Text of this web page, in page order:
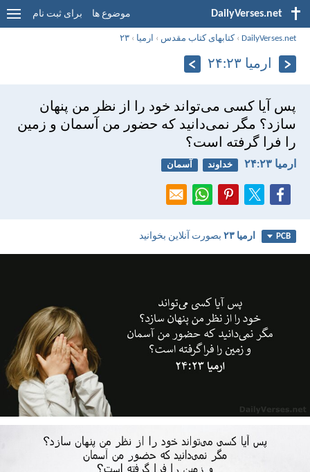
DailyVerses.net موضوع ها برای ثبت نام
DailyVerses.net
›کتابهای کتاب مقدس › ارميا ›۲۳
ارميا ۲۳:‏۲۴
پس آيا كسی می‌تواند خود را از نظر من پنهان
سازد؟ مگر نمی‌دانيد كه حضور من آسمان و زمين
را فرا گرفته است؟
ارميا ۲۳:‏۲۴ خداوند آسمان
PCB ارميا ۲۳ بصورت آنلاین بخوانید